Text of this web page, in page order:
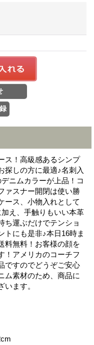
ス！高級感あるシンプ
探しの方に最適♪名刺入
ニムカラーが上品！コ
ァスナー開閉は使い勝
ース、小物入れとして
え、手触りもいい本革
ち運ぶだけでテンショ
トにも是非♪本日16時ま
料無料！お客様の顔を
！アメリカのコーチフ
ですのでどうぞご安心
ム素材のため、商品に
ます。